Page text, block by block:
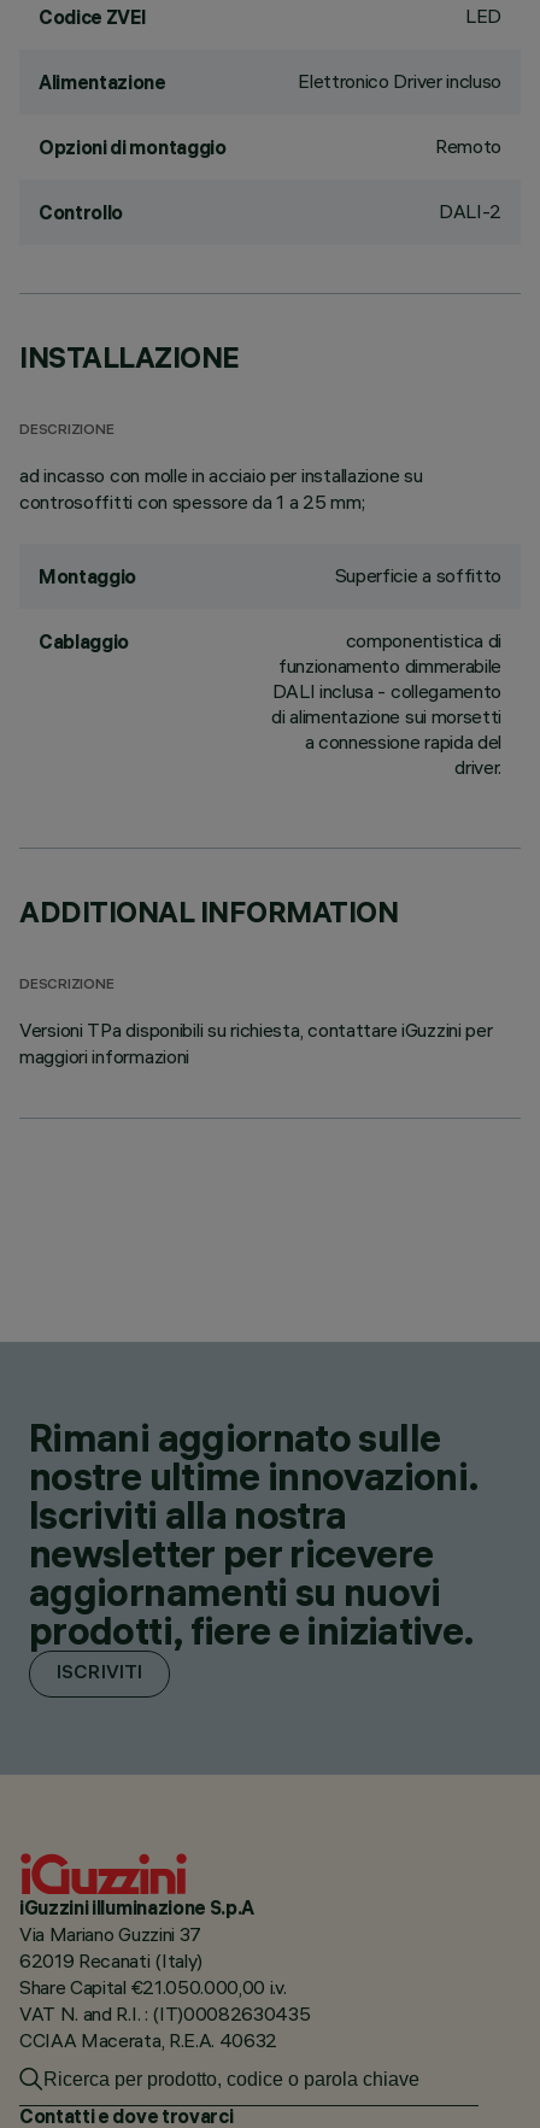
Codice ZVEI LED
Alimentazione Elettronico Driver incluso
Opzioni di montaggio Remoto
Controllo DALI-2
INSTALLAZIONE
DESCRIZIONE
ad incasso con molle in acciaio per installazione su
controsoffitti con spessore da 1 a 25 mm;
Montaggio Superficie a soffitto
Cablaggio
componentistica di
funzionamento dimmerabile
DALI inclusa - collegamento
di alimentazione sui morsetti
a connessione rapida del
driver.
ADDITIONAL INFORMATION
DESCRIZIONE
Versioni TPa disponibili su richiesta, contattare iGuzzini per
maggiori informazioni
Rimani aggiornato sulle
nostre ultime innovazioni.
Iscriviti alla nostra
newsletter per ricevere
aggiornamenti su nuovi
prodotti, fiere e iniziative.
ISCRIVITI
iGuzzini illuminazione S.p.A
Via Mariano Guzzini 37
62019 Recanati (Italy)
Share Capital €21.050.000,00 i.v.
VAT N. and R.I. : (IT)00082630435
CCIAA Macerata, R.E.A. 40632
Contatti e dove trovarci